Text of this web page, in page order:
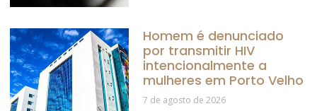
Homem é denunciado
por transmitir HIV
intencionalmente a
mulheres em Porto Velho
7 de agosto de 2026